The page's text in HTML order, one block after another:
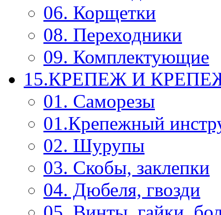
06. Корщетки
08. Переходники
09. Комплектующие
15.КРЕПЕЖ И
01. Саморезы
01.Крепежный
02. Шурупы
03. Скобы, заклепки
04. Дюбеля, гвозди